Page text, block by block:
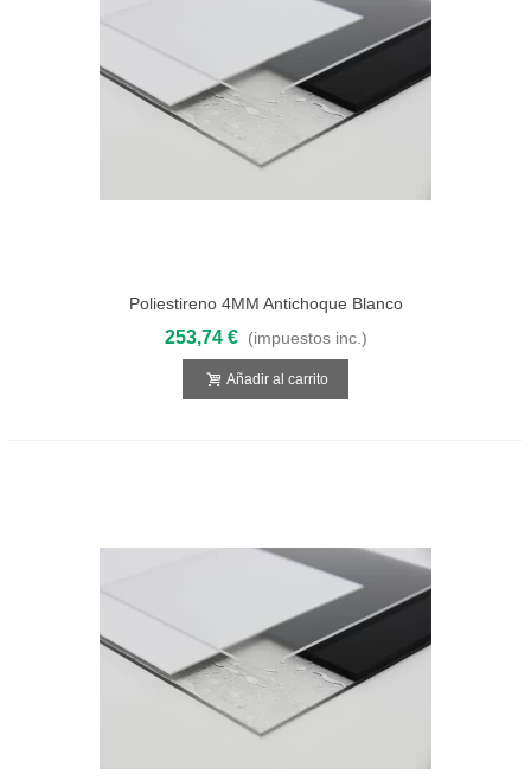
Poliestireno 4MM Antichoque Blanco
3050x2050
253,74 € (impuestos inc.)
Añadir al carrito